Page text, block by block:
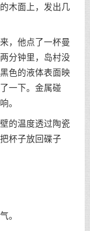
木面上，发出几
，他点了一杯曼
分钟里，岛村没
色的液体表面映
一下。金属碰
。
的温度透过陶瓷
杯子放回碟子
。